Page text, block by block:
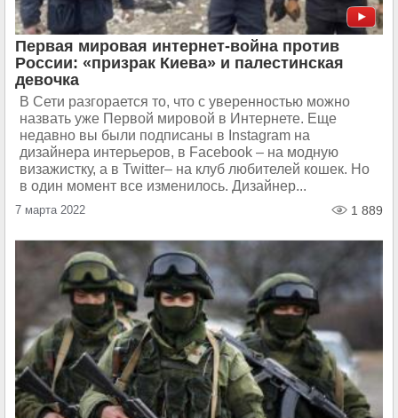
Первая мировая интернет-война против
России: «призрак Киева» и палестинская
девочка
В Сети разгорается то, что с уверенностью можно
назвать уже Первой мировой в Интернете. Еще
недавно вы были подписаны в Instagram на
дизайнера интерьеров, в Facebook – на модную
визажистку, а в Twitter– на клуб любителей кошек. Но
в один момент все изменилось. Дизайнер...
7 марта 2022 1 889